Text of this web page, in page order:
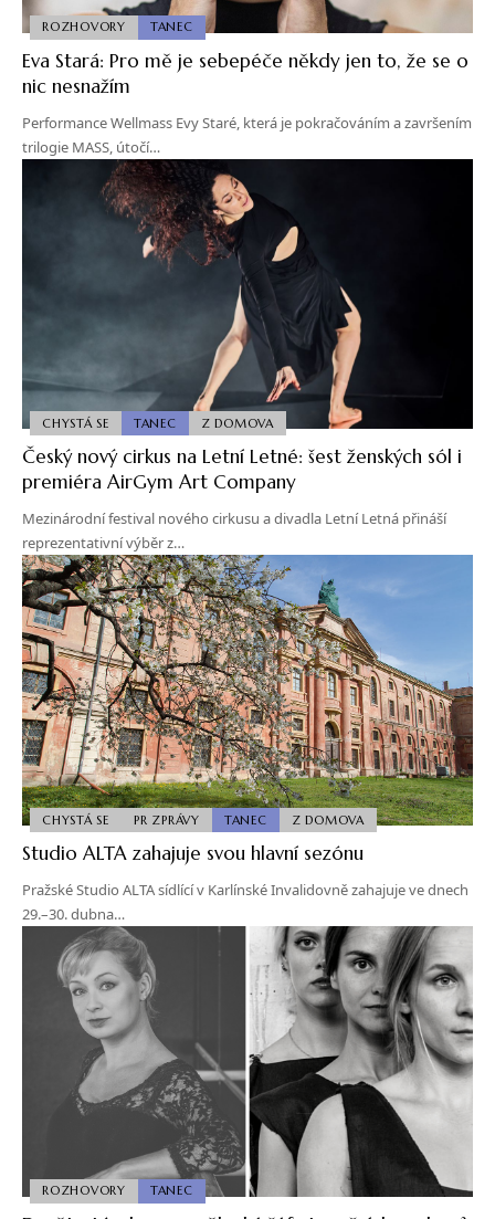
ROZHOVORY TANEC
Eva Stará: Pro mě je sebepéče někdy jen to, že se o
nic nesnažím
Performance Wellmass Evy Staré, která je pokračováním a završením
trilogie MASS, útočí…
CHYSTÁ SE TANEC Z DOMOVA
Český nový cirkus na Letní Letné: šest ženských sól i
premiéra AirGym Art Company
Mezinárodní festival nového cirkusu a divadla Letní Letná přináší
reprezentativní výběr z…
CHYSTÁ SE PR ZPRÁVY TANEC Z DOMOVA
Studio ALTA zahajuje svou hlavní sezónu
Pražské Studio ALTA sídlící v Karlínské Invalidovně zahajuje ve dnech
29.–30. dubna…
ROZHOVORY TANEC